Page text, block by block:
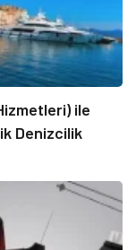
ile
Denizcilik